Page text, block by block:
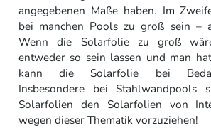
angegebenen Maße haben. Im
bei manchen Pools zu groß sein –
Wenn die Solarfolie zu groß
entweder so sein lassen und man
kann die Solarfolie bei
Insbesondere bei Stahlwandpools
Solarfolien den Solarfolien von
wegen dieser Thematik vorzuziehen!